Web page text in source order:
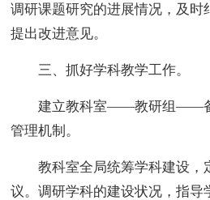
调研课题研究的进展情况，及时
提出改进意见。
三、抓好学科教学工作。
建立教科室——教研组——
管理机制。
教科室全局统筹学科建设，
议。调研学科的建设状况，指导